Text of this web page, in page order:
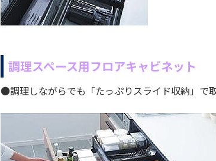
調理スペース用フロアキャビネット
●調理しながらでも「たっぷりスライド収納」で